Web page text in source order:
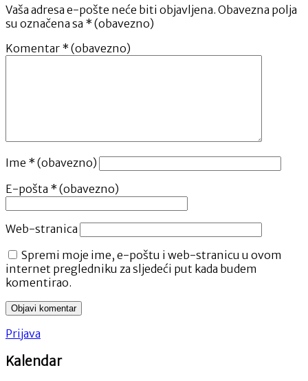
Vaša adresa e-pošte neće biti objavljena. Obavezna polja
su označena sa * (obavezno)
Komentar * (obavezno)
Ime * (obavezno)
E-pošta * (obavezno)
Web-stranica
Spremi moje ime, e-poštu i web-stranicu u ovom
internet pregledniku za sljedeći put kada budem
komentirao.
Prijava
Kalendar